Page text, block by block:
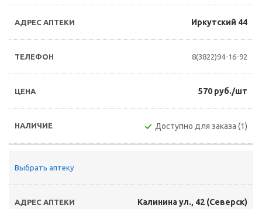
Иркутский 44
8(3822)94-16-92
570 руб./шт
Доступно для заказа (1)
Выбрать аптеку
Калинина ул., 42 (Северск)